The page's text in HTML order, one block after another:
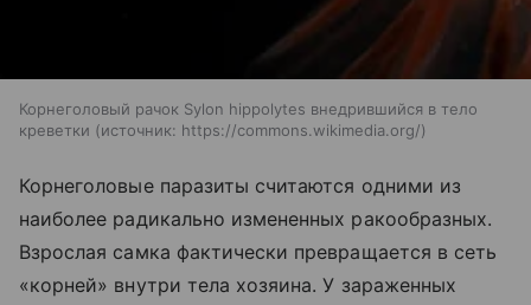
Корнеголовый рачок Sylon hippolytes внедрившийся в тело
креветки
источник: https://commons.wikimedia.org/
Корнеголовые паразиты считаются одними из
наиболее радикально измененных ракообразных.
Взрослая самка фактически превращается в сеть
«корней» внутри тела хозяина. У зараженных